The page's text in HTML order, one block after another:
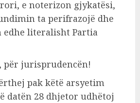
e noterizon gjykatësi,
ta perifrazojë dhe
edhe literalisht Partia
për jurisprudencën!
pak këtë arsyetim
datën 28 dhjetor udhëtoj